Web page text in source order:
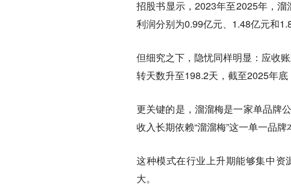
招股书显示，2023年至2025年，
利润分别为0.99亿元、1.48亿元和
但细究之下，隐忧同样明显：应收
转天数升至198.2天，截至2025年底
更关键的是， 溜溜梅是一家单品牌公
收入长期依赖“溜溜梅”这一单一品牌
这种模式在行业上升期能够集中
大。